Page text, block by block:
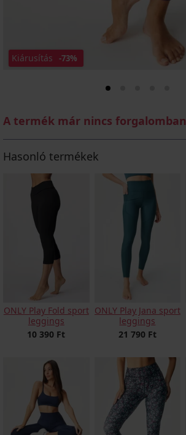
Kiárusítás -73%
A termék már nincs forgalomban
Hasonló termékek
ONLY Play Fold sport
leggings
10 390 Ft
ONLY Play Jana sport
leggings
21 790 Ft